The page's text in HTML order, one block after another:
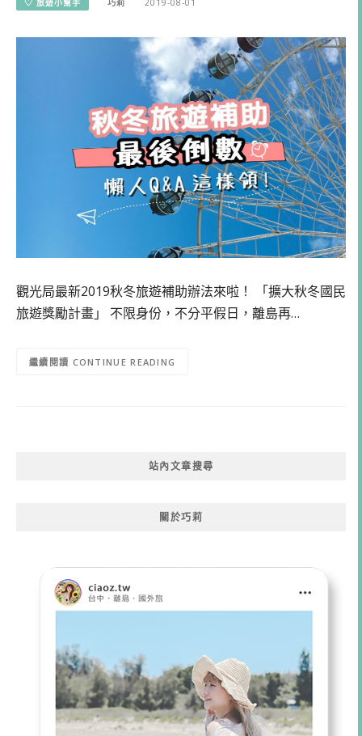
♡ 旅遊小幫手 巧莉 2019-08-01
觀光局最新2019秋冬旅遊補助辦法來啦！ 「擴大秋冬國民
旅遊獎勵計畫」 不限身份，不分平假日，離島再…
CONTINUE READING
站內文章搜尋
關於巧莉